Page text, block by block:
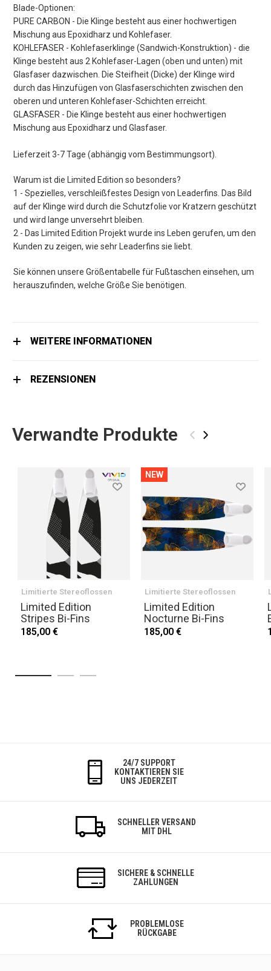
Blade-Optionen:
PURE CARBON - Die Klinge besteht aus einer hochwertigen
Mischung aus Epoxidharz und Kohlefaser.
KOHLEFASER - Kohlefaserklinge (Sandwich-Konstruktion) - die
Klinge besteht aus 2 Kohlefaser-Lagen (oben und unten) mit
Glasfaser dazwischen. Die Steifheit (Dicke) der Klinge wird
durch das Hinzufügen von Glasfaserschichten zwischen den
oberen und unteren Kohlefaser-Schichten erreicht.
GLASFASER - Die Klinge besteht aus einer hochwertigen
Mischung aus Epoxidharz und Glasfaser.
Lieferzeit 3-7 Tage (abhängig vom Bestimmungsort).
Warum ist die Limited Edition so besonders?
1 - Spezielles, verschleißfestes Design von Leaderfins. Das Bild
auf der Klinge wird durch die Schutzfolie vor Kratzern geschützt
und wird lange unversehrt bleiben.
2 - Das Limited Edition Projekt wurde ins Leben gerufen, um den
Kunden zu zeigen, wie sehr Leaderfins sie liebt.
Sie können unsere Größentabelle für Fußtaschen einsehen, um
herauszufinden, welche Größe Sie benötigen.
WEITERE INFORMATIONEN
REZENSIONEN
Verwandte Produkte ‹ ›
Limitierte Stereoflossen
Limited Edition
Stripes Bi-Fins
185,00 €
NEW
Limitierte Stereoflossen
Limited Edition
Nocturne Bi-Fins
185,00 €
24/7 SUPPORT
KONTAKTIEREN SIE
UNS JEDERZEIT
SCHNELLER VERSAND
MIT DHL
SICHERE & SCHNELLE
ZAHLUNGEN
PROBLEMLOSE
RÜCKGABE